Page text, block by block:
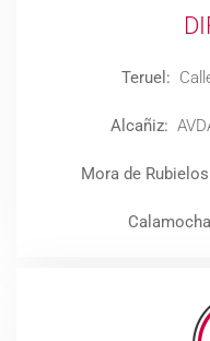
Teruel:
Alcañiz:
Mora de